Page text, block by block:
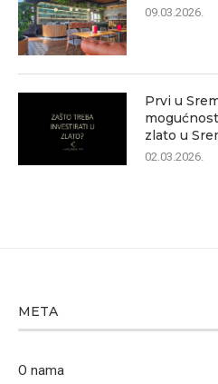
09.03.2026.
Prvi u
zlato u
02.03.2026.
META
O nama